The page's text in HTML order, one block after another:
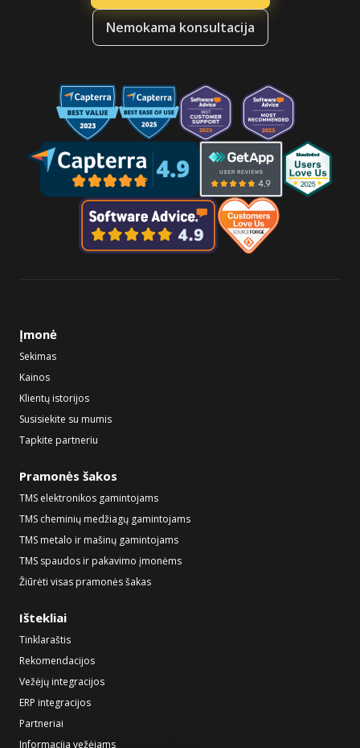
Nemokama konsultacija
Įmonė
Sekimas
Kainos
Klientų istorijos
Susisiekite su mumis
Tapkite partneriu
Pramonės šakos
TMS elektronikos gamintojams
TMS cheminių medžiagų gamintojams
TMS metalo ir mašinų gamintojams
TMS spaudos ir pakavimo įmonėms
Žiūrėti visas pramonės šakas
Ištekliai
Tinklaraštis
Rekomendacijos
Vežėjų integracijos
ERP integracijos
Partneriai
Informacija vežėjams